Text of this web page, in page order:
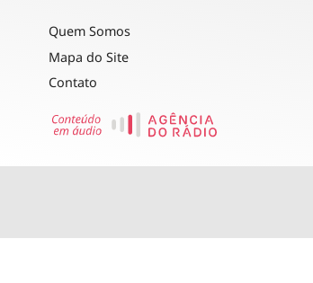
Quem Somos
Mapa do Site
Contato